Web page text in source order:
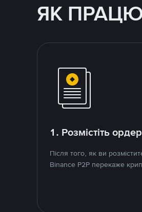
ЯК
1. Розмістіть ордер
Після того, як ви
Binance P2P перекаже